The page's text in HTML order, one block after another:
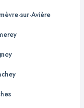
sur-Avière